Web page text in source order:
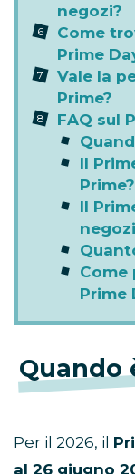
negozi?
Come
Prime
Vale la
Prime?
FAQ sul
Il
Prime?
Il
Come
Prime
Quando
Per il 2026, il
al 26 giugno